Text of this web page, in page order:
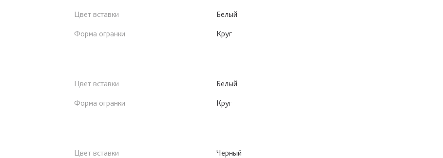
Цвет вставки
Белый
Форма огранки
Круг
Цвет вставки
Белый
Форма огранки
Круг
Цвет вставки
Черный